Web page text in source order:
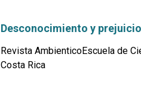
Desconocimiento y
Revista AmbienticoEscuela de
Costa Rica